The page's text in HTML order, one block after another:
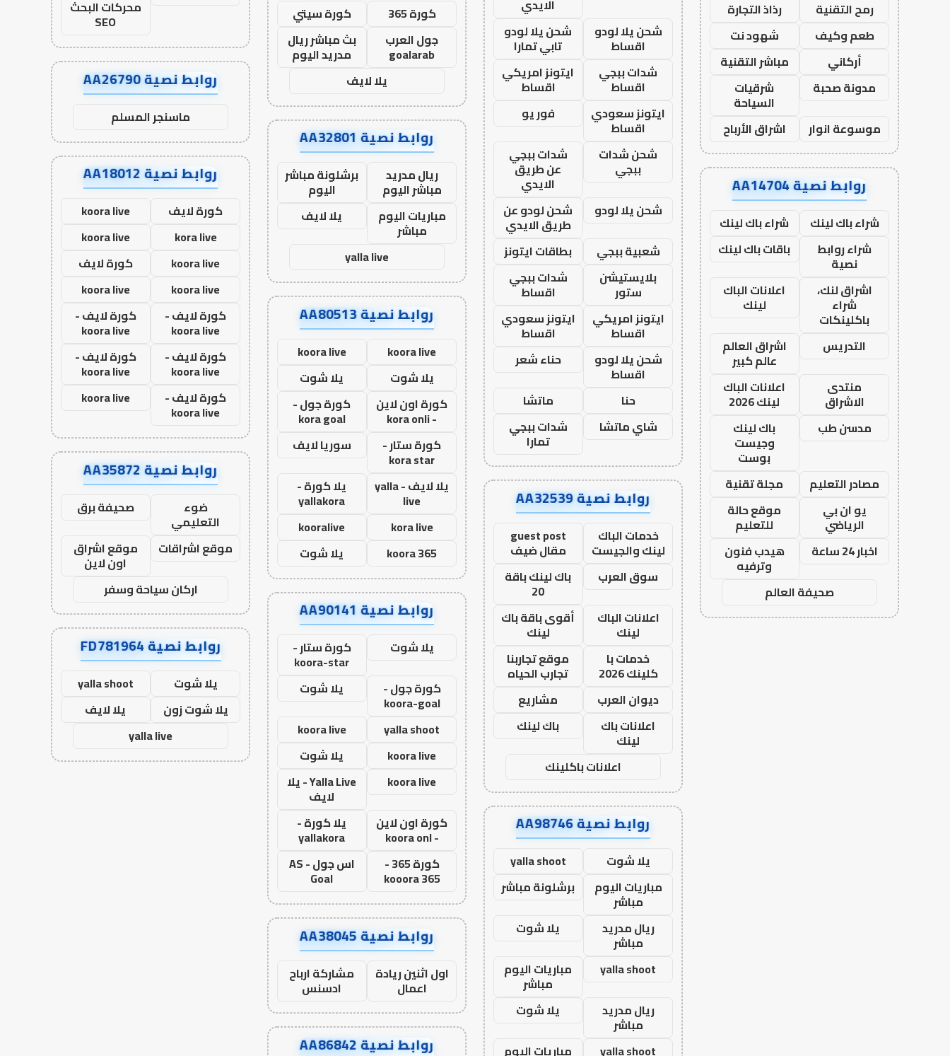
رمح التقنية
رذاذ التجارة
طعم وكيف
شهود نت
أركاني
مباشر التقنية
مدونة صحبة
شرقيات
السياحة
موسوعة انوار
اشراق الأرباح
روابط نصية AA14704
شراء باك لينك
شراء باك لينك
شراء روابط
نصية
باقات باك لينك
اشراق لنك،
شراء
باكلينكات
اعلانات الباك
لينك
التدريس
اشراق العالم
عالم كبير
منتدى
الاشراق
اعلانات الباك
لينك 2026
مدسن طب
باك لينك
وجيست
بوست
مصادر التعليم
مجلة تقنية
يو ان بي
الرياضي
موقع حالة
للتعليم
اخبار 24 ساعة
هيدب فنون
وترفيه
صحيفة العالم
الايدي
شحن يلا لودو
اقساط
شحن يلا لودو
تابي تمارا
شدات ببجي
اقساط
ايتونز امريكي
اقساط
ايتونز سعودي
اقساط
فور يو
شحن شدات
ببجي
شدات ببجي
عن طريق
الايدي
شحن يلا لودو
شحن لودو عن
طريق الايدي
شعبية ببجي
بطاقات ايتونز
بلايستيشن
ستور
شدات ببجي
اقساط
ايتونز امريكي
اقساط
ايتونز سعودي
اقساط
شحن يلا لودو
اقساط
حناء شعر
حنا
ماتشا
شاي ماتشا
شدات ببجي
تمارا
روابط نصية AA32539
خدمات الباك
لينك والجيست
guest post
مقال ضيف
سوق العرب
باك لينك باقة
20
اعلانات الباك
لينك
أقوى باقة باك
لينك
خدمات با
كلينك 2026
موقع تجاربنا
تجارب الحياه
ديوان العرب
مشاريع
اعلانات باك
لينك
باك لينك
اعلانات باكلينك
روابط نصية AA98746
يلا شوت
yalla shoot
مباريات اليوم
مباشر
برشلونة مباشر
ريال مدريد
مباشر
يلا شوت
yalla shoot
مباريات اليوم
مباشر
ريال مدريد
مباشر
يلا شوت
yalla shoot
مباريات اليوم
كورة 365
كورة سيتي
جول العرب
goalarab
بث مباشر ريال
مدريد اليوم
يلا لايف
روابط نصية AA32801
ريال مدريد
مباشر اليوم
برشلونة مباشر
اليوم
مباريات اليوم
مباشر
يلا لايف
yalla live
روابط نصية AA80513
koora live
koora live
يلا شوت
يلا شوت
كورة اون لاين
- kora onli
كورة جول -
kora goal
كورة ستار -
kora star
سوريا لايف
يلا لايف - yalla
live
يلا كورة -
yallakora
kora live
kooralive
koora 365
يلا شوت
روابط نصية AA90141
يلا شوت كورة ستار -
koora-star
كورة جول -
koora-goal
يلا شوت
yalla shoot
koora live
koora live
يلا شوت
koora live
Yalla Live - يلا
لايف
كورة اون لاين
- koora onl
يلا كورة -
yallakora
كورة 365 -
kooora 365
اس جول - AS
Goal
روابط نصية AA38045
اول اثنين ريادة
اعمال
مشاركة ارباح
ادسنس
روابط نصية AA86842
محركات البحث
SEO
روابط نصية AA26790
ماسنجر المسلم
روابط نصية AA18012
كورة لايف
koora live
kora live
koora live
koora live
كورة لايف
koora live
koora live
كورة لايف -
koora live
كورة لايف -
koora live
كورة لايف -
koora live
كورة لايف -
koora live
كورة لايف -
koora live
koora live
روابط نصية AA35872
ضوء
التعليمي
صحيفة برق
موقع اشراقات
موقع اشراق
اون لاين
اركان سياحة وسفر
روابط نصية FD781964
يلا شوت
yalla shoot
يلا شوت زون
يلا لايف
yalla live